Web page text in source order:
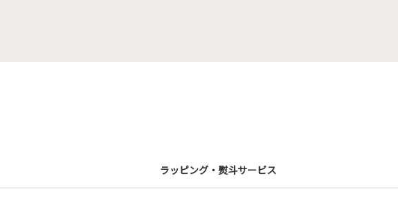
ラッピング・熨斗サービス